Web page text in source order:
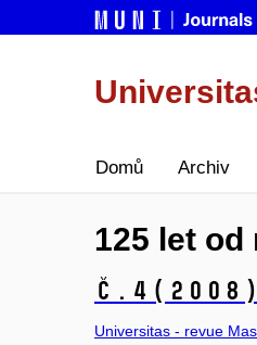
Domů Archiv
125 let
č.4 (2008)
Universitas - revue